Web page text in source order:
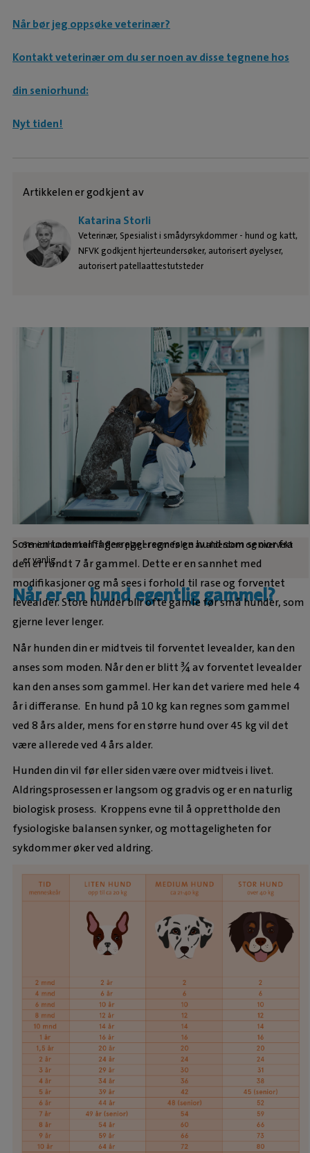
Når bør jeg oppsøke veterinær?
Kontakt veterinær om du ser noen av disse tegnene hos
din seniorhund:
Nyt tiden!
Artikkelen er godkjent av
Katarina Storli
Veterinær, Spesialist i smådyrsykdommer - hund og katt,
NFVK godkjent hjerteundersøker, autorisert øyelyser,
autorisert patellaattestutsteder
Seniorhunden kan få flere plager som følge av alderdom og overvekt
er vanlig
Når er en hund egentlig gammel?
Som en tommelfingerregel regnes en hund som senior fra
den er rundt 7 år gammel. Dette er en sannhet med
modifikasjoner og må sees i forhold til rase og forventet
levealder. Store hunder blir ofte gamle før små hunder, som
gjerne lever lenger.
Når hunden din er midtveis til forventet levealder, kan den
anses som moden. Når den er blitt ¾ av forventet levealder
kan den anses som gammel. Her kan det variere med hele 4
år i differanse. En hund på 10 kg kan regnes som gammel
ved 8 års alder, mens for en større hund over 45 kg vil det
være allerede ved 4 års alder.
Hunden din vil før eller siden være over midtveis i livet.
Aldringsprosessen er langsom og gradvis og er en naturlig
biologisk prosess. Kroppens evne til å opprettholde den
fysiologiske balansen synker, og mottageligheten for
sykdommer øker ved aldring.